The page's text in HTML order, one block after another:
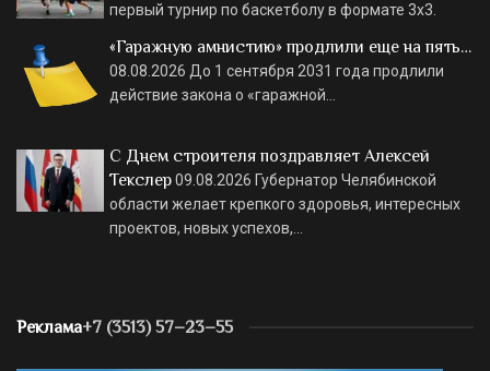
первый турнир по баскетболу в формате 3х3.
«Гаражную амнистию» продлили еще на пять…
08.08.2026 До 1 сентября 2031 года продлили
действие закона о «гаражной…
С Днем строителя поздравляет Алексей
Текслер09.08.2026 Губернатор Челябинской
области желает крепкого здоровья, интересных
проектов, новых успехов,…
Реклама+7 (3513) 57–23–55